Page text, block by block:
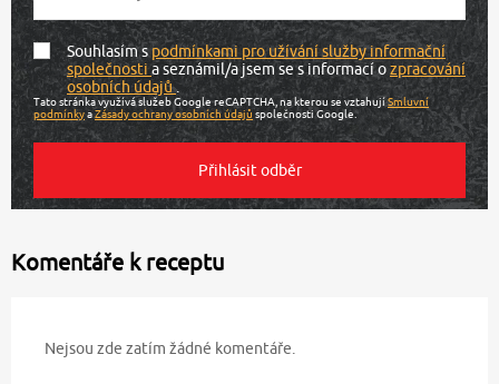
Souhlasím spodmínkami pro užívání služby informační
společnostia seznámil/a jsem se s informací ozpracování
osobních údajů.
Tato stránka využívá služeb Google reCAPTCHA, na kterou se vztahujíSmluvní
podmínkyaZásady ochrany osobních údajůspolečnosti Google.
Komentáře k receptu
Nejsou zde zatím žádné komentáře.